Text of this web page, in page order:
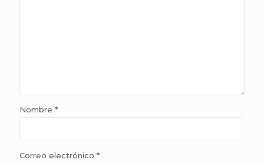
Nombre *
Correo electrónico *